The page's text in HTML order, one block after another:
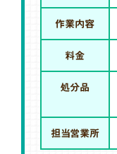
作業内容
料金
処分品
担当営業所